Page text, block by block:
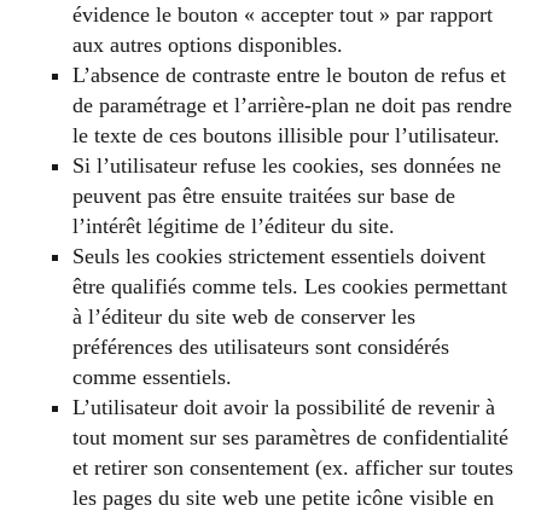
évidence le bouton « accepter tout » par rapport
aux autres options disponibles.
L’absence de contraste entre le bouton de refus et
de paramétrage et l’arrière-plan ne doit pas rendre
le texte de ces boutons illisible pour l’utilisateur.
Si l’utilisateur refuse les cookies, ses données ne
peuvent pas être ensuite traitées sur base de
l’intérêt légitime de l’éditeur du site.
Seuls les cookies strictement essentiels doivent
être qualifiés comme tels. Les cookies permettant
à l’éditeur du site web de conserver les
préférences des utilisateurs sont considérés
comme essentiels.
L’utilisateur doit avoir la possibilité de revenir à
tout moment sur ses paramètres de confidentialité
et retirer son consentement (ex. afficher sur toutes
les pages du site web une petite icône visible en